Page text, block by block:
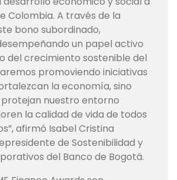
Colombia. A través de la
bono subordinado,
un papel activo
del crecimiento sostenible del
promoviendo iniciativas
la economía, sino
nuestro entorno
la calidad de vida de todos
afirmó Isabel Cristina
de Sostenibilidad y
del Banco de Bogotá.